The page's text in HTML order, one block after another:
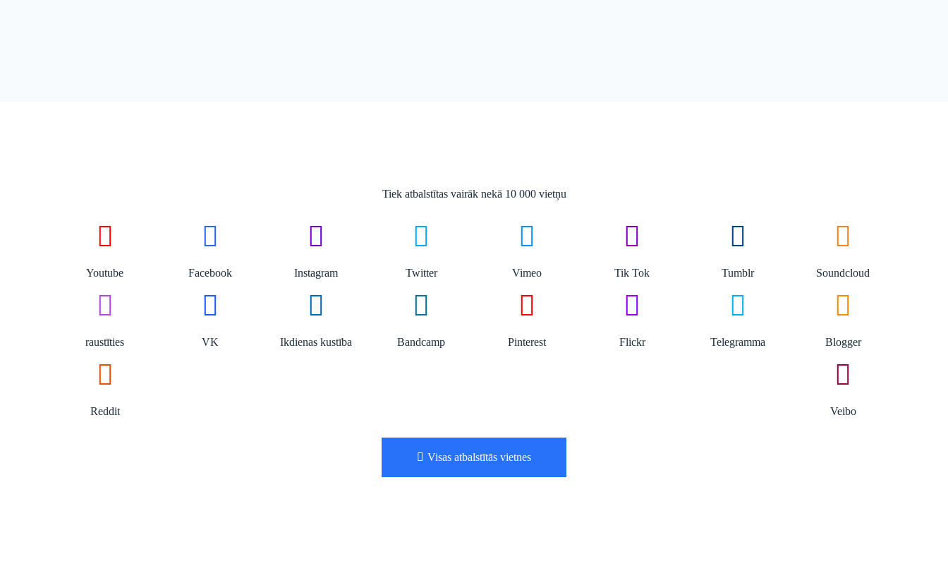
Tiek atbalstītas vairāk nekā 10 000 vietņu
Youtube Facebook Instagram Twitter Vimeo Tik Tok Tumblr Soundcloud
raustīties VK Ikdienas kustība Bandcamp Pinterest Flickr Telegramma Blogger
Reddit Veibo
Visas atbalstītās vietnes